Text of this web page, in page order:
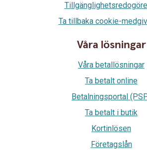
Ta tillbaka cookie-
Våra lösningar
Våra betallösningar
Ta betalt online
Betalningsportal
Ta betalt i butik
Kortinlösen
Företagslån